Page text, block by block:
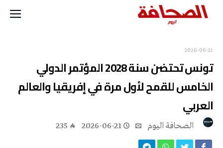
2026-06-21
تونس تحتضن سنة 2028 المؤتمر الدولي
الخامس للقمح لأول مرة في إفريقيا والعالم
العربي
2026-06-21
235